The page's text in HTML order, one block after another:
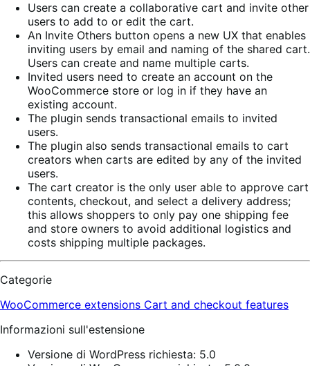
Users can create a collaborative cart and invite other
users to add to or edit the cart.
An Invite Others button opens a new UX that enables
inviting users by email and naming of the shared cart.
Users can create and name multiple carts.
Invited users need to create an account on the
WooCommerce store or log in if they have an
existing account.
The plugin sends transactional emails to invited
users.
The plugin also sends transactional emails to cart
creators when carts are edited by any of the invited
users.
The cart creator is the only user able to approve cart
contents, checkout, and select a delivery address;
this allows shoppers to only pay one shipping fee
and store owners to avoid additional logistics and
costs shipping multiple packages.
Categorie
WooCommerce extensions Cart and checkout features
Informazioni sull'estensione
Versione di WordPress richiesta: 5.0